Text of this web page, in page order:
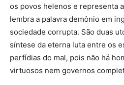
os povos helenos e representa
lembra a palavra demônio em
sociedade corrupta. São duas
síntese da eterna luta entre os
perfídias do mal, pois não há
virtuosos nem governos